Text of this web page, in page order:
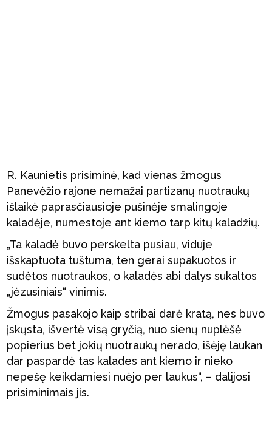
R. Kaunietis prisiminė, kad vienas žmogus
Panevėžio rajone nemažai partizanų nuotraukų
išlaikė paprasčiausioje pušinėje smalingoje
kaladėje, numestoje ant kiemo tarp kitų kaladžių.
„Ta kaladė buvo perskelta pusiau, viduje
išskaptuota tuštuma, ten gerai supakuotos ir
sudėtos nuotraukos, o kaladės abi dalys sukaltos
„jėzusiniais“ vinimis.
Žmogus pasakojo kaip stribai darė kratą, nes buvo
įskųsta, išvertė visą gryčią, nuo sienų nuplėšė
popierius bet jokių nuotraukų nerado, išėję laukan
dar paspardė tas kalades ant kiemo ir nieko
nepešę keikdamiesi nuėjo per laukus“, – dalijosi
prisiminimais jis.